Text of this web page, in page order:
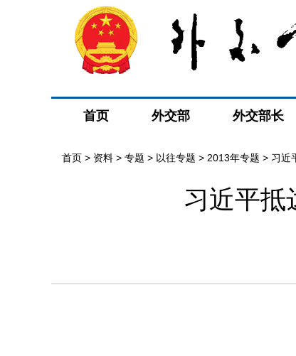
首页 外交部 外交部长
首页 > 资料 > 专题 > 以往专题 > 2013年专题 > 习近
习近平抵